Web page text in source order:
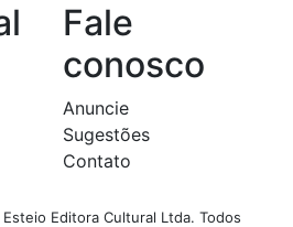
Fale
conosco
Anuncie
Sugestões
Contato
Editora Cultural Ltda. Todos